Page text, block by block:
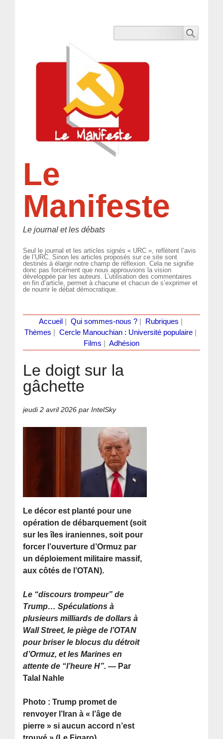
Le
Manifeste
Le journal et les débats
Seul le journal et les articles signés « URC », reflètent l’avis
de l’URC. Sinon les articles proposés sur ce site sont
destinés à élargir notre champ de réflexion. Cela ne signifie
donc pas forcément que nous approuvions la vision
développée par les auteurs. L’utilisation des commentaires
en fin d’article, permet à chacune et chacun de s’exprimer et
de nourrir le débat démocratique.
Accueil Qui sommes-nous ?| Rubriques
Thèmes
Cercle Manouchian : Université populaire
Films
Adhésion
Le doigt sur la
gâchette
jeudi 2 avril 2026 par IntelSky
Le décor est planté pour une
opération de débarquement (soit
sur les îles iraniennes, soit pour
forcer l’ouverture d’Ormuz par
un déploiement militaire massif,
aux côtés de l’OTAN).
Le “discours trompeur” de
Trump… Spéculations à
plusieurs milliards de dollars à
Wall Street, le piège de l’OTAN
pour briser le blocus du détroit
d’Ormuz, et les Marines en
attente de “l’heure H”.— Par
Talal Nahle
Photo : Trump promet de
renvoyer l’Iran à « l’âge de
pierre » si aucun accord n’est